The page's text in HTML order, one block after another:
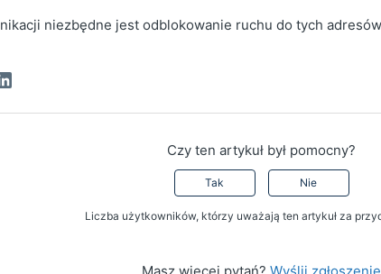
niezbędne jest odblokowanie ruchu do tych
Czy ten artykuł był pomocny?
Tak Nie
Liczba użytkowników, którzy uważają ten artykuł za